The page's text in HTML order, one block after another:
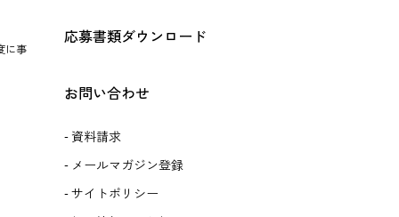
に事
応募書類ダウンロード
お問い合わせ
資料請求
メールマガジン登録
サイトポリシー